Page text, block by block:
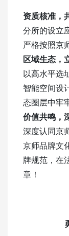
资质核准，
分所的设立
严格按照京
区域生态，
以高水平选
智能空间设
态圈层中牢
价值共鸣，
深度认同京
京师品牌文
牌规范，在
章！